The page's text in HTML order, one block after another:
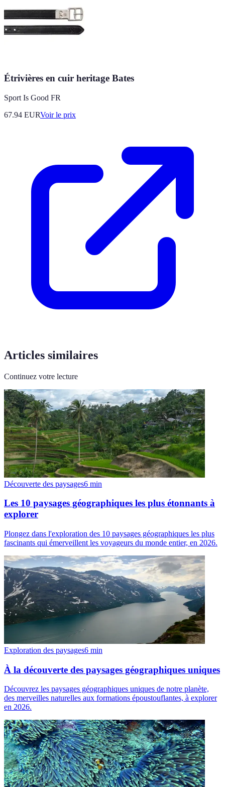
Étrivières en cuir heritage Bates
Sport Is Good FR
67.94 EURVoir le prix
Articles similaires
Continuez votre lecture
Découverte des paysages6 min
Les 10 paysages géographiques les plus étonnants à
explorer
Plongez dans l'exploration des 10 paysages géographiques les plus
fascinants qui émerveillent les voyageurs du monde entier, en 2026.
Exploration des paysages6 min
À la découverte des paysages géographiques uniques
Découvrez les paysages géographiques uniques de notre planète,
des merveilles naturelles aux formations époustouflantes, à explorer
en 2026.